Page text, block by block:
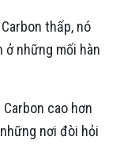
thấp, nó
những mối hàn
cao hơn
nơi đòi hỏi